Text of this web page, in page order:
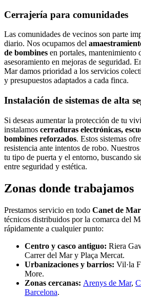
Cerrajería para comunidades
Las comunidades de vecinos son parte
diario. Nos ocupamos del
de bombines en portales, mantenimiento
asesoramiento en mejoras de seguridad.
Mar damos prioridad a los servicios
y presupuestos adaptados a cada finca.
Instalación de sistemas de alta
Si deseas aumentar la protección de tu
instalamos cerraduras electrónicas,
bombines reforzados. Estos sistemas
resistencia ante intentos de robo.
tu tipo de puerta y el entorno, buscando
entre seguridad y estética.
Zonas donde trabajamos
Prestamos servicio en todo Canet de Mar
técnicos distribuidos por la comarca del
rápidamente a cualquier punto:
Centro y casco antiguo: Riera
Carrer del Mar y Plaça Mercat.
Urbanizaciones y barrios: Vil·la
More.
Zonas cercanas: Arenys de Mar,
Barcelona.